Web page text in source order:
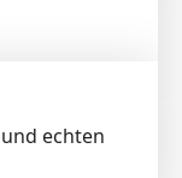
echten